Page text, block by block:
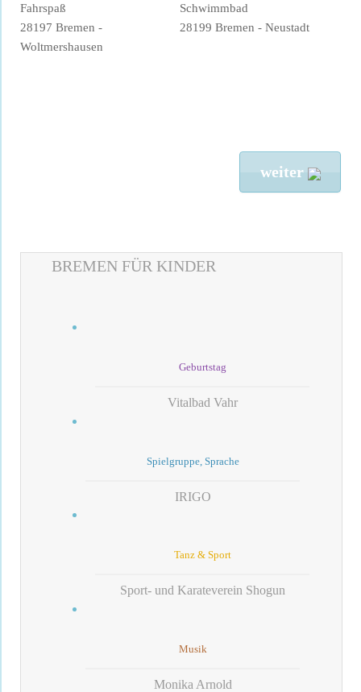
Fahrspaß
28197 Bremen -
Woltmershausen
Schwimmbad
28199 Bremen - Neustadt
weiter
BREMEN FÜR KINDER
Geburtstag
Vitalbad Vahr
Spielgruppe, Sprache
IRIGO
Tanz & Sport
Sport- und Karateverein Shogun
Musik
Monika Arnold